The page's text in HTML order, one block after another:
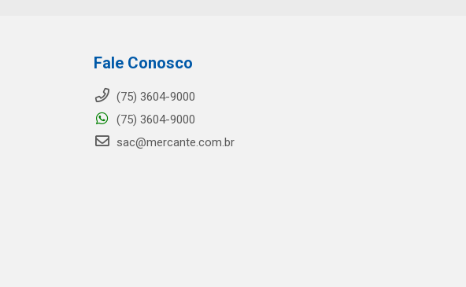
Fale Conosco
(75) 3604-9000
(75) 3604-9000
sac@mercante.com.br